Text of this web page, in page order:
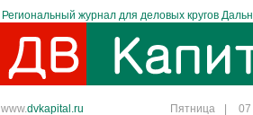
Региональный журнал для деловых кругов
www.dvkapital.ru Пятница | 07